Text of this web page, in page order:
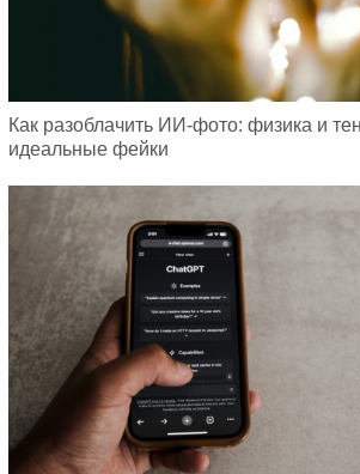
Как разоблачить ИИ-фото: физика и
идеальные фейки